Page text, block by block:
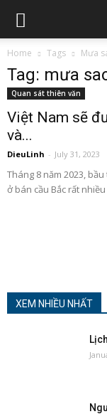
Home Tags Mưa
Tag: mưa
Quan sát thiên văn
Việt Nam sẽ
và...
DieuLinh - July 31, 2023
Tháng 8 năm 2023,
ở bán cầu Bắc rất
XEM NHIỀU NHẤT